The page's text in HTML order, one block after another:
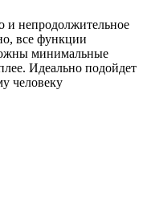
и непродолжительное
все функции
минимальные
Идеально подойдет
человеку